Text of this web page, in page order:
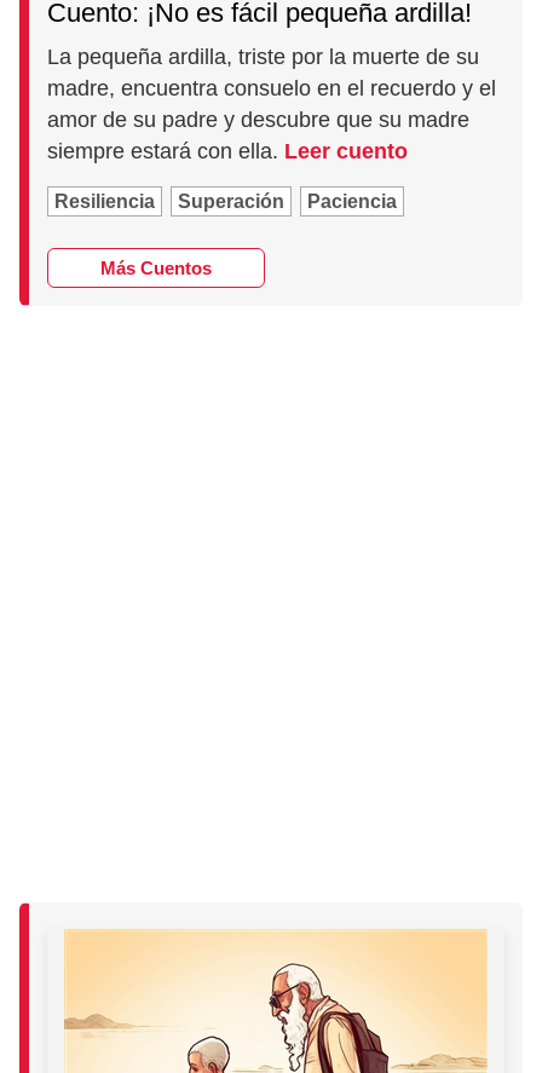
Cuento: ¡No es fácil pequeña ardilla!
La pequeña ardilla, triste por la muerte de su
madre, encuentra consuelo en el recuerdo y el
amor de su padre y descubre que su madre
siempre estará con ella. Leer cuento
Resiliencia Superación Paciencia
Más Cuentos